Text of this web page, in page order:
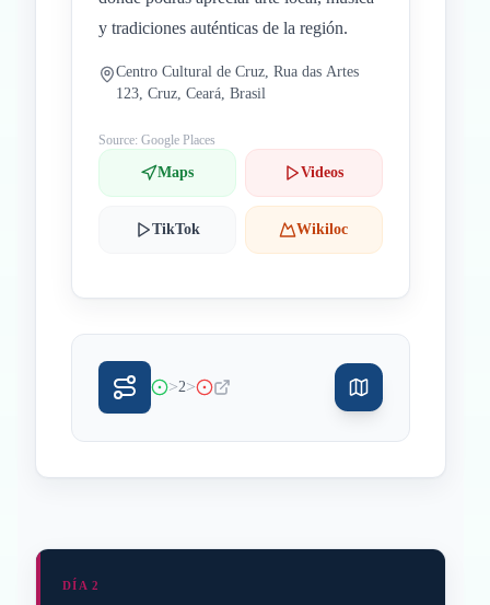
y tradiciones auténticas de la región.
Centro Cultural de Cruz, Rua das Artes
123, Cruz, Ceará, Brasil
Source: Google Places
Maps Videos
TikTok Wikiloc
>2>
DÍA 2